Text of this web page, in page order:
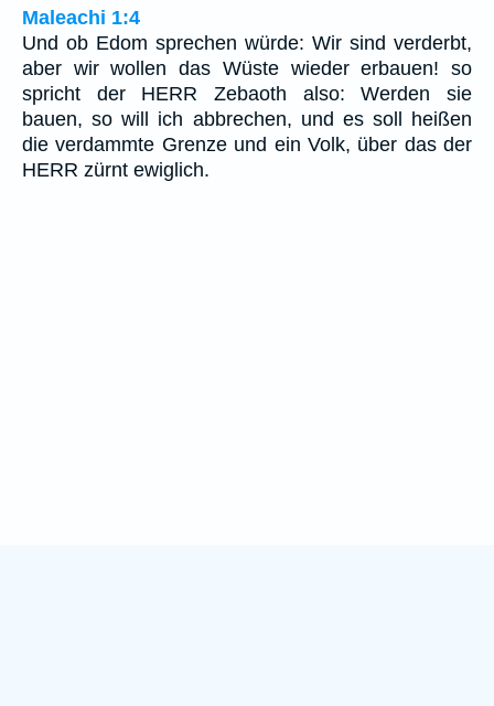
Maleachi 1:4
Und ob Edom sprechen würde: Wir sind verderbt,
aber wir wollen das Wüste wieder erbauen! so
spricht der HERR Zebaoth also: Werden sie
bauen, so will ich abbrechen, und es soll heißen
die verdammte Grenze und ein Volk, über das der
HERR zürnt ewiglich.